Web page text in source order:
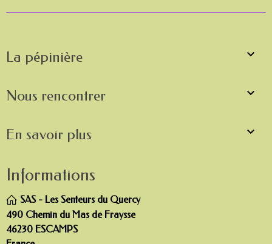
La pépinière 
Nous rencontrer 
En savoir plus 
Informations
SAS - Les Senteurs du Quercy
490 Chemin du Mas de Fraysse
46230 ESCAMPS